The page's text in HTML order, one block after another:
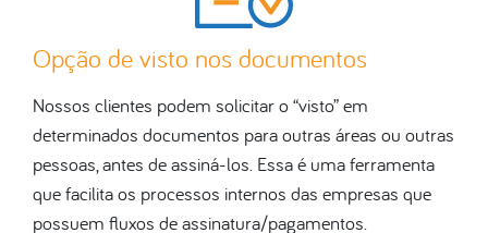
Opção de visto nos documentos
Nossos clientes podem solicitar o “visto” em
determinados documentos para outras áreas ou outras
pessoas, antes de assiná-los. Essa é uma ferramenta
que facilita os processos internos das empresas que
possuem fluxos de assinatura/pagamentos.